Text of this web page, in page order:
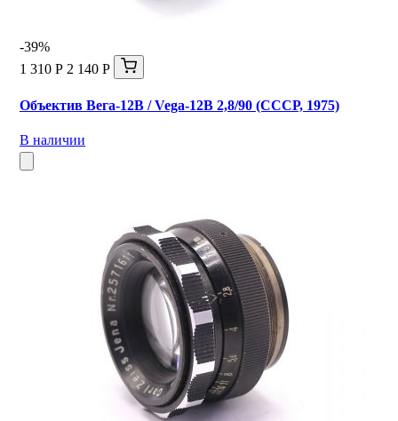
-39%
1 310 Р 2 140 Р
Объектив Вега-12В / Vega-12B 2,8/90 (СССР, 1975)
В наличии